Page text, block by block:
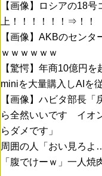
【画像】ロシアの18
上！！！！！！⇒！！
【画像】AKBのセン
ｗｗｗｗｗｗ
【驚愕】年商10億円
miniを大量購入しAIを
【画像】ハビタ部長
ら全然いいです イオ
らダメです」
周囲の人「おい見ろよ
「腹でけーｗ」一人